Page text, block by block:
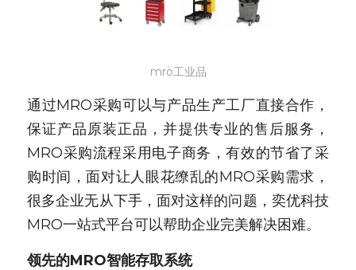
mro工业品
通过MRO采购可以与产品生产工厂直接合作，
保证产品原装正品，并提供专业的售后服务，
MRO采购流程采用电子商务，有效的节省了采
购时间，面对让人眼花缭乱的MRO采购需求，
很多企业无从下手，面对这样的问题，奕优科技
MRO一站式平台可以帮助企业完美解决困难。
领先的MRO智能存取系统